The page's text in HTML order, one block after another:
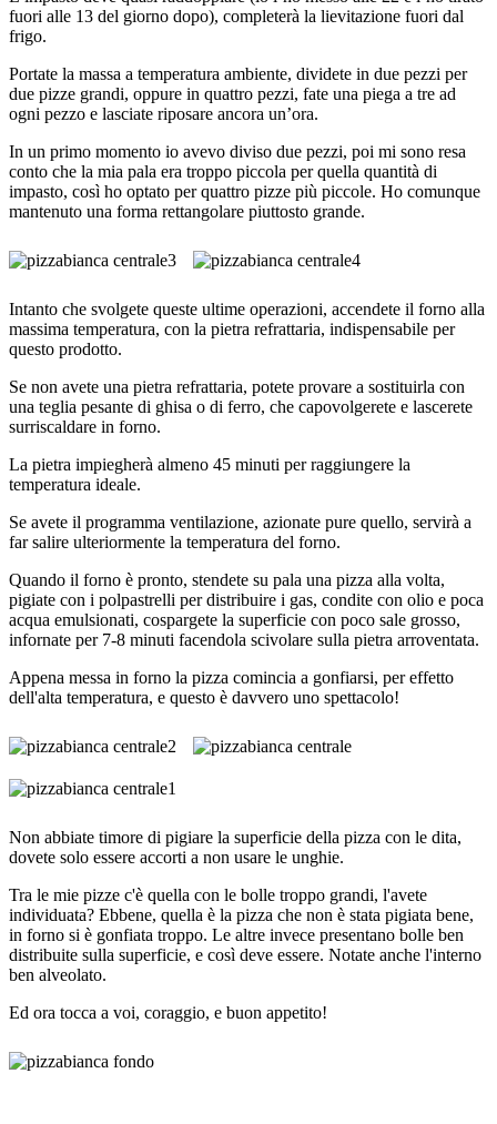
fuori alle 13 del giorno dopo), completerà la lievitazione fuori dal
frigo.
Portate la massa a temperatura ambiente, dividete in due pezzi per
due pizze grandi, oppure in quattro pezzi, fate una piega a tre ad
ogni pezzo e lasciate riposare ancora un’ora.
In un primo momento io avevo diviso due pezzi, poi mi sono resa
conto che la mia pala era troppo piccola per quella quantità di
impasto, così ho optato per quattro pizze più piccole. Ho comunque
mantenuto una forma rettangolare piuttosto grande.
Intanto che svolgete queste ultime operazioni, accendete il forno alla
massima temperatura, con la pietra refrattaria, indispensabile per
questo prodotto.
Se non avete una pietra refrattaria, potete provare a sostituirla con
una teglia pesante di ghisa o di ferro, che capovolgerete e lascerete
surriscaldare in forno.
La pietra impiegherà almeno 45 minuti per raggiungere la
temperatura ideale.
Se avete il programma ventilazione, azionate pure quello, servirà a
far salire ulteriormente la temperatura del forno.
Quando il forno è pronto, stendete su pala una pizza alla volta,
pigiate con i polpastrelli per distribuire i gas, condite con olio e poca
acqua emulsionati, cospargete la superficie con poco sale grosso,
infornate per 7-8 minuti facendola scivolare sulla pietra arroventata.
Appena messa in forno la pizza comincia a gonfiarsi, per effetto
dell'alta temperatura, e questo è davvero uno spettacolo!
Non abbiate timore di pigiare la superficie della pizza con le dita,
dovete solo essere accorti a non usare le unghie.
Tra le mie pizze c'è quella con le bolle troppo grandi, l'avete
individuata? Ebbene, quella è la pizza che non è stata pigiata bene,
in forno si è gonfiata troppo. Le altre invece presentano bolle ben
distribuite sulla superficie, e così deve essere. Notate anche l'interno
ben alveolato.
Ed ora tocca a voi, coraggio, e buon appetito!